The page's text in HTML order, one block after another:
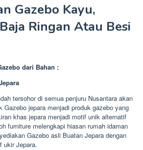
Gazebo Kayu,
Ringan Atau Besi
dari Bahan :
tersohor di semua penjuru Nusantara akan
Gazebo jepara menjadi produk gazebo yang
khas jepara menjadi motif unik alternatif
furniture melengkapi hiasan rumah idaman
Gazebo asli Buatan Jepara dengan
ukir Jepara.